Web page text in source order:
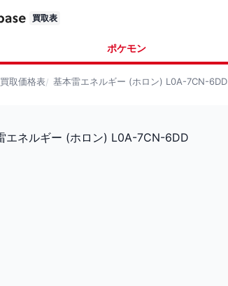
買取表
ポケモン
買取価格表 基本雷エネルギー (ホロン) L0A-7CN-6DD